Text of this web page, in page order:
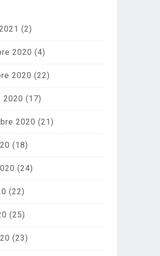
(2)
2020 (4)
2020 (22)
2020 (17)
2020 (21)
(18)
(24)
(22)
(25)
(23)